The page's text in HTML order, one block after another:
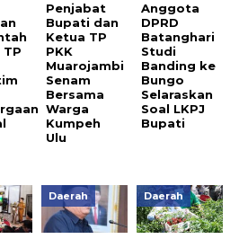
TP
Penjabat
Bupati dan
Ketua TP
PKK
Muarojambi
Senam
Bersama
Warga
Kumpeh
Ulu
Anggota
DPRD
Batanghari
Studi
Banding ke
Bungo
Selaraskan
Soal LKPJ
Bupati
Daerah Daerah